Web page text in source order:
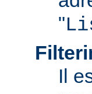
"
Il